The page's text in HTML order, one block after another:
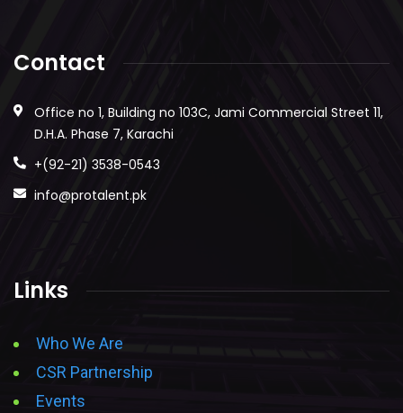
Contact
Office no 1, Building no 103C, Jami Commercial Street 11,
D.H.A. Phase 7, Karachi
+(92-21) 3538-0543
info@protalent.pk
Links
Who We Are
CSR Partnership
Events